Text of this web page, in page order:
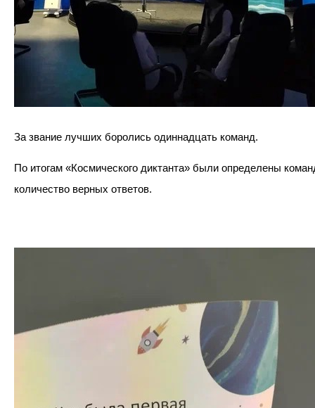
За звание лучших боролись одиннадцать команд.
По итогам «Космического диктанта» были определены
количество верных ответов.